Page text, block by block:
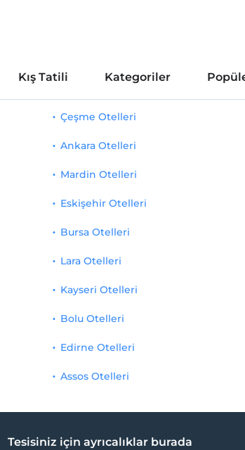
Kış Tatili Kategoriler
Çeşme Otelleri
Ankara Otelleri
Mardin Otelleri
Eskişehir Otelleri
Bursa Otelleri
Lara Otelleri
Kayseri Otelleri
Bolu Otelleri
Edirne Otelleri
Assos Otelleri
Tesisiniz için ayrıcalıklar burada